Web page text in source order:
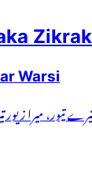
Zikrak
Warsi
تیور، میرا زیور